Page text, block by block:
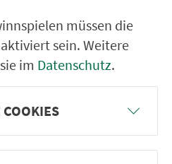
einen von 1.000
Abenteuer-Rallye!
müssen die
sein. Weitere
im Datenschutz.